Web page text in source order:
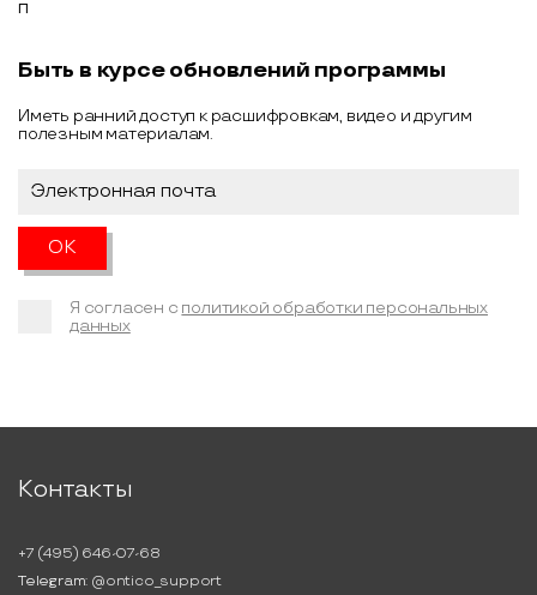
Быть в курсе обновлений программы
Иметь ранний доступ к расшифровкам, видео и другим
полезным материалам.
Я согласен с политикой обработки персональных
данных
Контакты
+7 (495) 646-07-68
Telegram: @ontico_support